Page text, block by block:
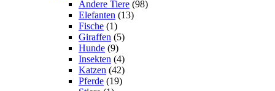
Andere Tiere (98)
Elefanten (13)
Fische (1)
Giraffen (5)
Hunde (9)
Insekten (4)
Katzen (42)
Pferde (19)